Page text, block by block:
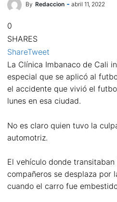
By Redaccion abril 11, 2022
0
SHARES
ShareTweet
La Clínica Imbanaco de Cali
especial que se aplicó al
el accidente que vivió el
lunes en esa ciudad.
No es claro quien tuvo la
automotriz.
El vehículo donde
compañeros se desplaza por
cuando el carro fue